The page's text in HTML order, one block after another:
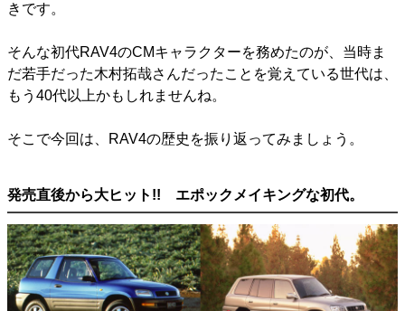
きです。
そんな初代RAV4のCMキャラクターを務めたのが、当時ま
だ若手だった木村拓哉さんだったことを覚えている世代は、
もう40代以上かもしれませんね。
そこで今回は、RAV4の歴史を振り返ってみましょう。
発売直後から大ヒット!! エポックメイキングな初代。